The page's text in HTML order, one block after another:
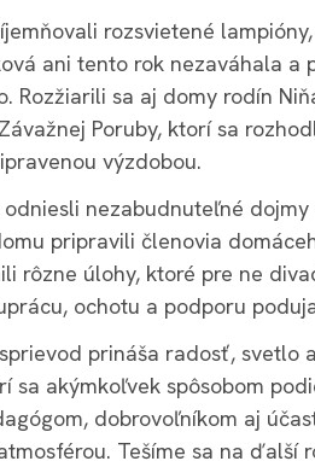
rozsvietené
ani tento rok nezaváhala
Rozžiarili sa aj domy rodín
Poruby, ktorí sa
výzdobou.
nezabudnuteľné
pripravili členovia
rôzne úlohy, ktoré pre ne
ochotu a podporu
prináša radosť, svetlo
sa akýmkoľvek spôsobom
dobrovoľníkom aj
Tešíme sa na
v Potočku
v Potočku
Potočku
v Potočku
v Potočku